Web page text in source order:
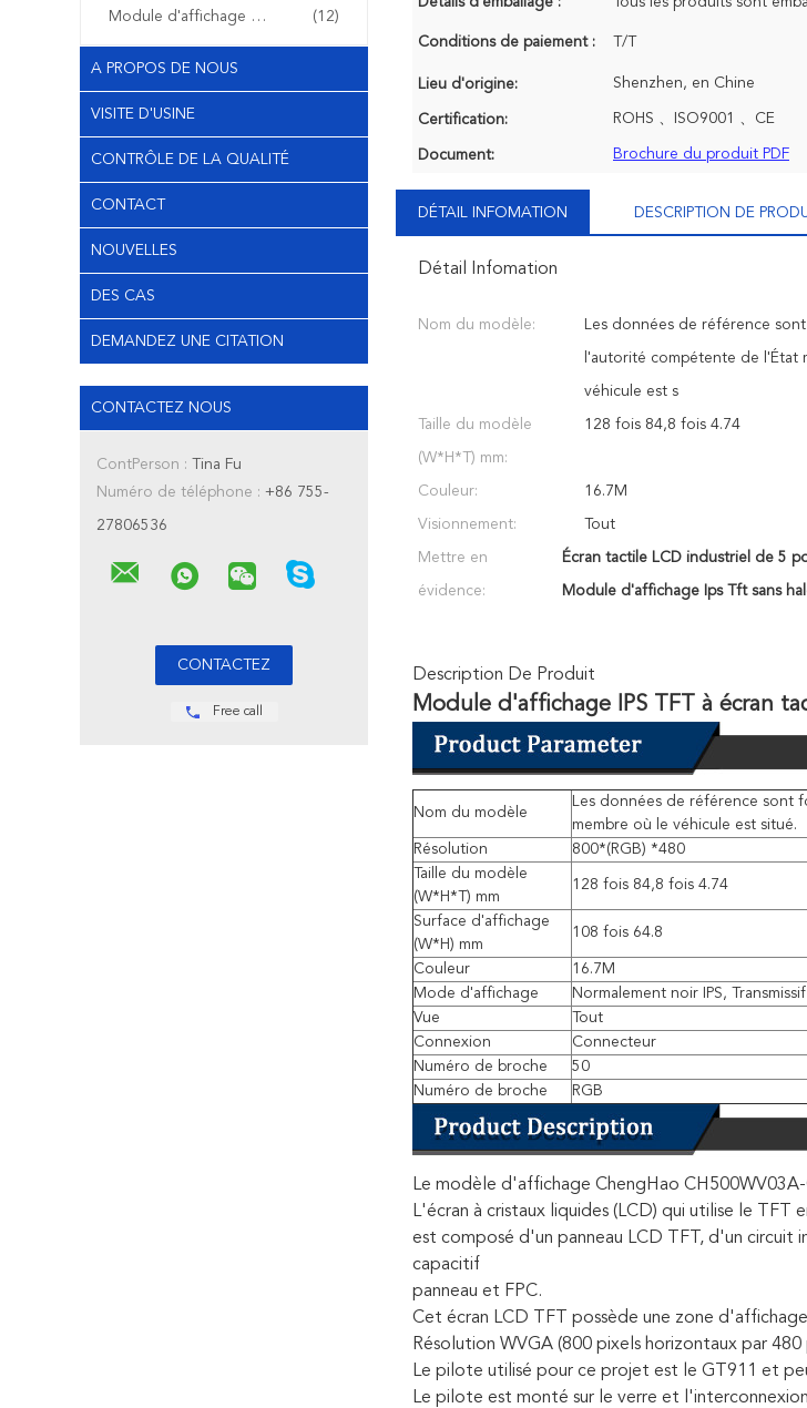
Module d'affichage d'OLED (12)
A PROPOS DE NOUS
VISITE D'USINE
CONTRÔLE DE LA QUALITÉ
CONTACT
NOUVELLES
DES CAS
DEMANDEZ UNE CITATION
CONTACTEZ NOUS
ContPerson : Tina Fu
Numéro de téléphone : +86 755-
27806536
Free call
Conditions de paiement : T/T
Lieu d'origine: Shenzhen, en Chine
Certification: ROHS 、ISO9001 、CE
Document: Brochure du produit PDF
DÉTAIL INFOMATION DESCRIPTION DE
Détail Infomation
Nom du modèle: Les données de référence
l'autorité compétente de l'État
véhicule est s
Taille du modèle
(W*H*T) mm:
128 fois 84,8 fois 4.74
Couleur: 16.7M
Visionnement: Tout
Mettre en
évidence:
Écran tactile LCD industriel de 5
Module d'affichage Ips Tft sans
Description De Produit
Module d'affichage IPS TFT à écran
Nom du modèle
Les données de référence sont
membre où le véhicule est situé.
Résolution
800*(RGB) *480
Taille du modèle
(W*H*T) mm
128 fois 84,8 fois 4.74
Surface d'affichage
(W*H) mm
108 fois 64.8
Couleur
16.7M
Mode d'affichage
Normalement noir IPS, Transmissif
Vue
Tout
Connexion
Connecteur
Numéro de broche
50
Numéro de broche
RGB
Le modèle d'affichage ChengHao
L'écran à cristaux liquides (LCD) qui utilise le
est composé d'un panneau LCD TFT, d'un
capacitif
panneau et FPC.
Cet écran LCD TFT possède une zone
Résolution WVGA (800 pixels horizontaux par 480
Le pilote utilisé pour ce projet est le GT911 et
Le pilote est monté sur le verre et